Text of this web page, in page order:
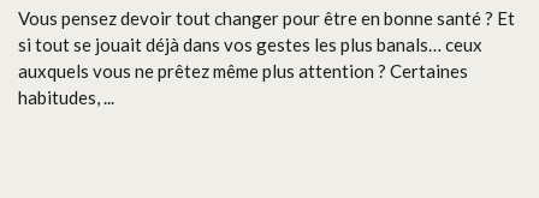
Vous pensez devoir tout changer pour être en bonne santé ? Et
si tout se jouait déjà dans vos gestes les plus banals… ceux
auxquels vous ne prêtez même plus attention ? Certaines
habitudes, ...